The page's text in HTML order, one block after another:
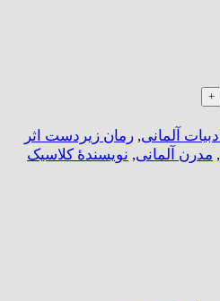
ادبیات آلمانی, رمان زیردست اثر
, مدرن آلمانی, نویسندۀ کلاسیک